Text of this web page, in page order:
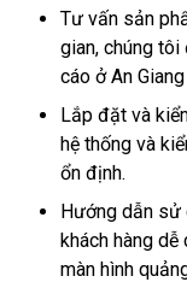
Tư vấn sản
gian, chúng
cáo ở An
Lắp đặt và
hệ thống và
ổn định.
Hướng dẫn sử
khách hàng dễ
màn hình